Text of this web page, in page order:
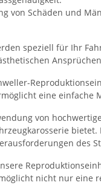
von Schäden und
speziell für Ihr
eine
von
des
nicht nur eine